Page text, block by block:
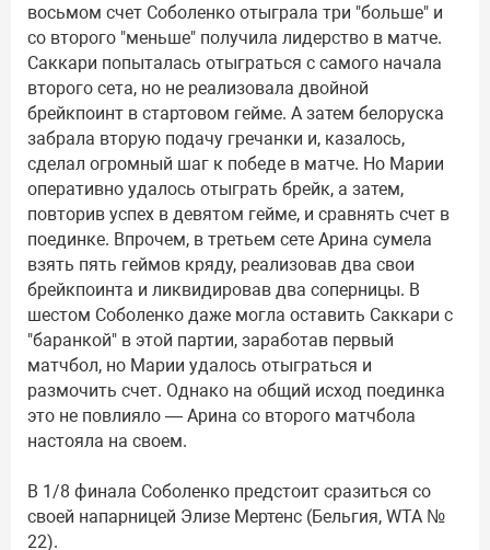
восьмом счет Соболенко отыграла три "больше" и
со второго "меньше" получила лидерство в матче.
Саккари попыталась отыграться с самого начала
второго сета, но не реализовала двойной
брейкпоинт в стартовом гейме. А затем белоруска
забрала вторую подачу гречанки и, казалось,
сделал огромный шаг к победе в матче. Но Марии
оперативно удалось отыграть брейк, а затем,
повторив успех в девятом гейме, и сравнять счет в
поединке. Впрочем, в третьем сете Арина сумела
взять пять геймов кряду, реализовав два свои
брейкпоинта и ликвидировав два соперницы. В
шестом Соболенко даже могла оставить Саккари с
"баранкой" в этой партии, заработав первый
матчбол, но Марии удалось отыграться и
размочить счет. Однако на общий исход поединка
это не повлияло — Арина со второго матчбола
настояла на своем.
В 1/8 финала Соболенко предстоит сразиться со
своей напарницей Элизе Мертенс (Бельгия, WTA №
22).